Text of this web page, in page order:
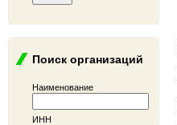
Поиск организаций
Наименование
ИНН